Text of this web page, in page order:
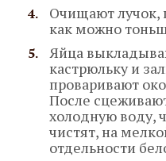
Очищают лучок,
как можно
Яйца
кастрюльку и
проваривают
После
холодную воду,
чистят, на
отдельности